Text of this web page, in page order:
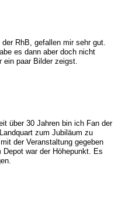
RhB, gefallen mir sehr gut.
es dann aber doch nicht
ein paar Bilder zeigst.
über 30 Jahren bin ich Fan der
zum Jubiläum zu
der Veranstaltung gegeben
war der Höhepunkt. Es